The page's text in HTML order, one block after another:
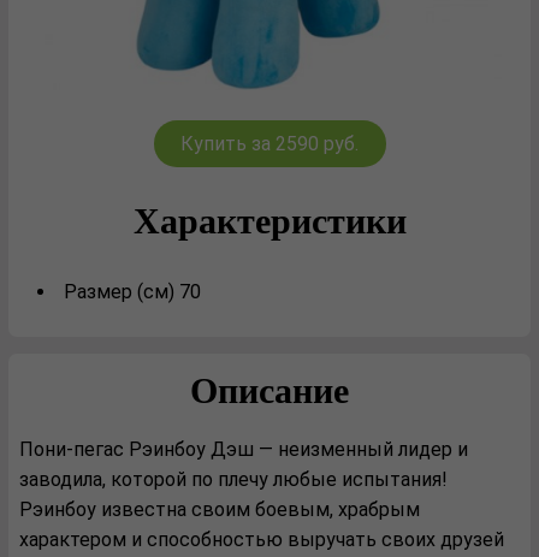
Купить за 2590 руб.
Характеристики
Размер (см) 70
Описание
Пони-пегас Рэинбоу Дэш — неизменный лидер и
заводила, которой по плечу любые испытания!
Рэинбоу известна своим боевым, храбрым
характером и способностью выручать своих друзей